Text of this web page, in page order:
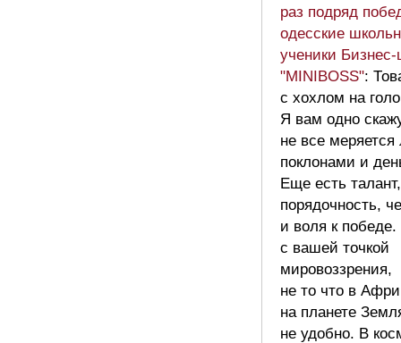
раз подряд
одесские
ученики
"MINIBOSS":
с хохлом на
Я вам одно
не все
поклонами и
Еще есть талант,
порядочность,
и воля к
с вашей точкой
мировоззрения,
не то что в
на планете
не удобно. В